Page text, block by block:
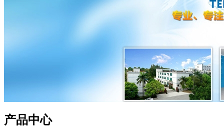
产品中心